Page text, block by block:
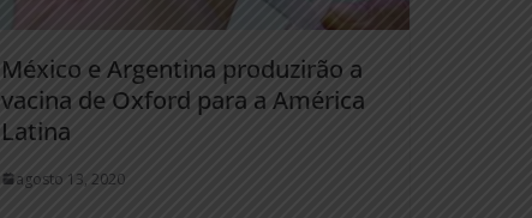
México e Argentina produzirão a
vacina de Oxford para a América
Latina
agosto 13, 2020